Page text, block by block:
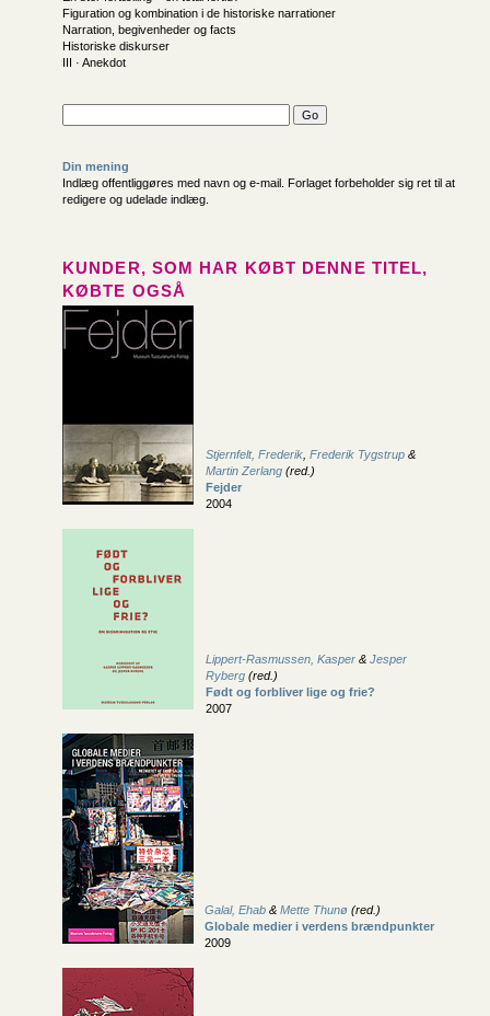
Figuration og kombination i de historiske narrationer
Narration, begivenheder og facts
Historiske diskurser
III · Anekdot
Din mening
Indlæg offentliggøres med navn og e-mail. Forlaget forbeholder sig ret til at
redigere og udelade indlæg.
KUNDER, SOM HAR KØBT DENNE TITEL,
KØBTE OGSÅ
Stjernfelt, Frederik Frederik Tygstrup &
Martin Zerlang (red.)
Fejder
2004
Lippert-Rasmussen, Kasper & Jesper
Ryberg (red.)
Født og forbliver lige og frie?
2007
Galal, Ehab & Mette Thunø (red.)
Globale medier i verdens brændpunkter
2009